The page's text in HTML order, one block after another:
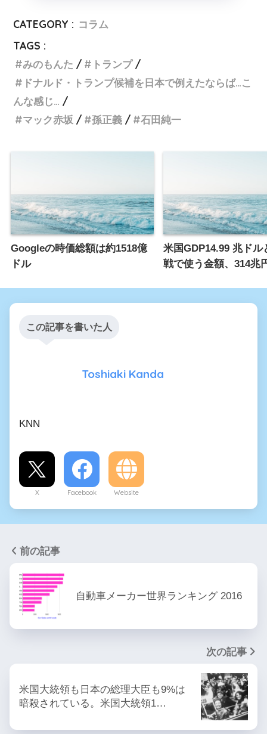
CATEGORY : コラム
TAGS :
みのもんた
トランプ
ドナルド・トランプ候補を日本で例えたならば…こ
んな感じ…
マック赤坂
孫正義 石田純一
Googleの時価総額は約1518億
ドル
米国GDP14.99 兆ドル
戦で使う金額、314兆
この記事を書いた人
Toshiaki Kanda
KNN
X Facebook Website
前の記事
自動車メーカー世界ランキング 2016
次の記事
米国大統領も日本の総理大臣も9%は
暗殺されている。米国大統領1…